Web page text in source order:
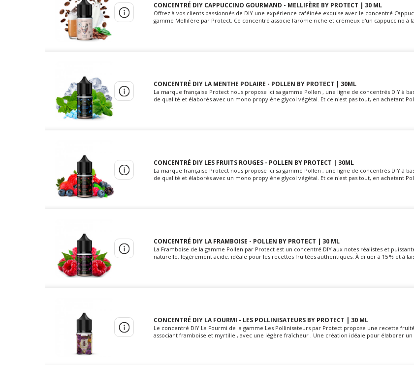
CONCENTRÉ DIY CAPPUCCINO GOURMAND - MELLIFÈRE BY PROTECT | 30 ML
Offrez à vos clients passionnés de DIY une expérience caféinée exquise avec le concentré
gamme Mellifère par Protect. Ce concentré associe l'arôme riche et crémeux d'un cappuccino à la
CONCENTRÉ DIY LA MENTHE POLAIRE - POLLEN BY PROTECT | 30ML
La marque française Protect nous propose ici sa gamme Pollen , une ligne de concentrés DIY à
de qualité et élaborés avec un mono propylène glycol végétal. Et ce n'est pas tout, en achetant
CONCENTRÉ DIY LES FRUITS ROUGES - POLLEN BY PROTECT | 30ML
La marque française Protect nous propose ici sa gamme Pollen , une ligne de concentrés DIY à
de qualité et élaborés avec un mono propylène glycol végétal. Et ce n'est pas tout, en achetant
CONCENTRÉ DIY LA FRAMBOISE - POLLEN BY PROTECT | 30 ML
La Framboise de la gamme Pollen par Protect est un concentré DIY aux notes réalistes et
naturelle, légèrement acide, idéale pour les recettes fruitées authentiques. À diluer à 15 % et à
CONCENTRÉ DIY LA FOURMI - LES POLLINISATEURS BY PROTECT | 30 ML
Le concentré DIY La Fourmi de la gamme Les Pollinisateurs par Protect propose une recette
associant framboise et myrtille , avec une légère fraîcheur . Une création idéale pour élaborer un